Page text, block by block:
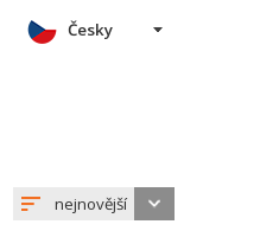
Česky
nejnovější